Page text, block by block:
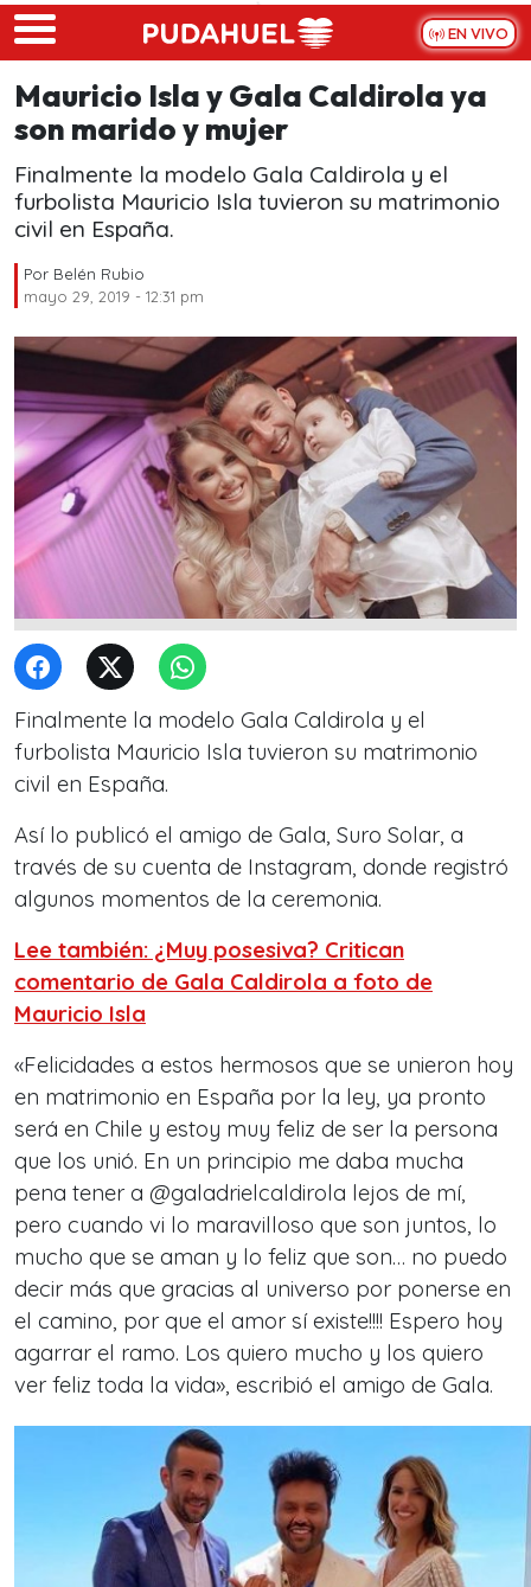
Skip to main content
EN VIVO
Mauricio Isla y Gala Caldirola ya
son marido y mujer
Finalmente la modelo Gala Caldirola y el
furbolista Mauricio Isla tuvieron su matrimonio
civil en España.
Por Belén Rubio
mayo 29, 2019 - 12:31 pm
Finalmente la modelo Gala Caldirola y el
furbolista Mauricio Isla tuvieron su matrimonio
civil en España.
Así lo publicó el amigo de Gala, Suro Solar, a
través de su cuenta de Instagram, donde registró
algunos momentos de la ceremonia.
Lee también: ¿Muy posesiva? Critican
comentario de Gala Caldirola a foto de
Mauricio Isla
«Felicidades a estos hermosos que se unieron hoy
en matrimonio en España por la ley, ya pronto
será en Chile y estoy muy feliz de ser la persona
que los unió. En un principio me daba mucha
pena tener a @galadrielcaldirola lejos de mí,
pero cuando vi lo maravilloso que son juntos, lo
mucho que se aman y lo feliz que son… no puedo
decir más que gracias al universo por ponerse en
el camino, por que el amor sí existe!!!! Espero hoy
agarrar el ramo. Los quiero mucho y los quiero
ver feliz toda la vida», escribió el amigo de Gala.